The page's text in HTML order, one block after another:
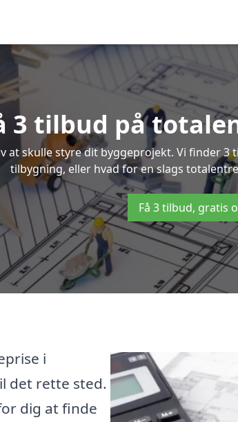
3 tilbud på
at skulle styre dit byggeprojekt. Vi finder
tilbygning, eller hvad for en slags
Få 3 tilbud, gratis
i
det rette sted.
dig at finde